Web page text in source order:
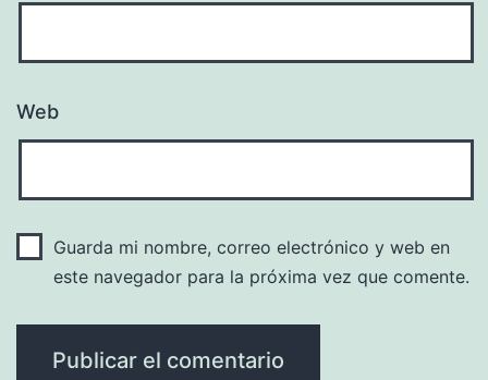
Web
Guarda mi nombre, correo electrónico y web en
este navegador para la próxima vez que comente.